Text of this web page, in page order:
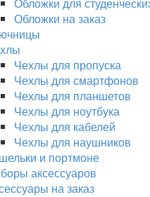
Обложки на заказ
Чехлы для пропуска
Чехлы для смартфонов
Чехлы для планшетов
Чехлы для ноутбука
Чехлы для кабелей
Чехлы для наушников
и портмоне
аксессуаров
на заказ